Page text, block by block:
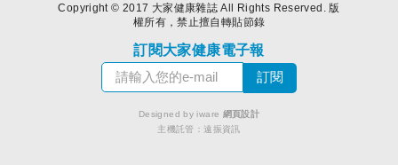
Copyright © 2017 大家健康雜誌 All Rights Reserved. 版
權所有，禁止擅自轉貼節錄
訂閱大家健康電子報
Designed by iware 網頁設計
主機託管：遠振資訊